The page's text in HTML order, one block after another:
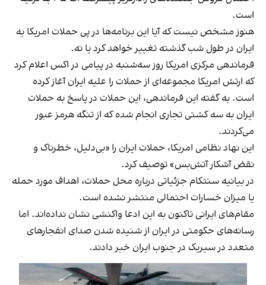
است.
هنوز مشخص نیست که آیا این برنامه‌ها در پی حملات امریکا به
ایران در طول شب گذشته تغییر خواهد کرد یا نه.
فرماندهی مرکزی امریکا روز سه‌شنبه در پیامی در اکس اعلام کرد
که ارتش امریکا مجموعه‌ای از حملات را علیه ایران آغاز کرده
است. به گفته این فرماندهی، این حملات در پاسخ به حملات
ایران به سه کشتی تجاری انجام شده که از تنگه هرمز عبور
می‌کردند.
این نهاد نظامی امریکا، حملات ایران را «بی‌دلیل، خطرناک و
نقض آشکار آتش‌بس» توصیف کرد.
در بیانیه سنتکام جزئیاتی درباره محل حملات، اهداف مورد حمله
یا میزان خسارات احتمالی منتشر نشده است.
مقام‌های ایرانی تاکنون به این ادعا واکنشی نشان نداده‌اند. اما
رسانه‌های حکومتی در ایران از شنیده شدن صدای انفجارهای
متعدد در سیریک در جنوب ایران خبر دادند.